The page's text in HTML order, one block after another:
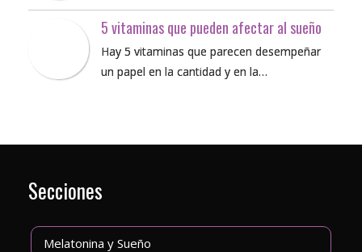
5 vitaminas que pueden afectar al sueño
Hay 5 vitaminas que parecen desempeñar
un papel en la cantidad y en la…
Secciones
Melatonina y Sueño